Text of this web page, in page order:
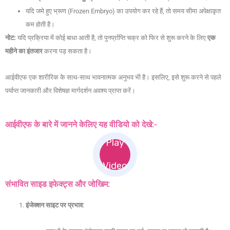
यदि जमे हुए भ्रूण (Frozen Embryo) का उपयोग कर रहे हैं, तो समय सीमा अपेक्षाकृत
कम होती है।
नोट: यदि प्रक्रिया में कोई बाधा आती है, तो पुनर्प्राप्ति चक्र को फिर से शुरू करने के लिए एक
महीने का इंतजारकरना पड़ सकता है।
आईवीएफ एक शारीरिक के साथ-साथ भावनात्मक अनुभव भी है। इसलिए, इसे शुरू करने से पहले
पर्याप्त जानकारी और विशेषज्ञ मार्गदर्शन अवश्य प्राप्त करें।
आईवीएफ के बारे में जानने केलिए यह वीडियो को देखे:-
Play
Video
संभावित साइड इफेक्ट्स और जोखिम:
इंजेक्शन साइट पर प्रभाव: